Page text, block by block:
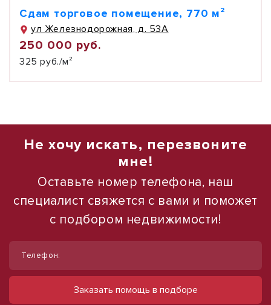
Сдам торговое помещение, 770 м²
ул Железнодорожная, д. 53А
250 000 руб.
325 руб./м²
Не хочу искать, перезвоните
мне!
Оставьте номер телефона, наш
специалист свяжется с вами и поможет
с подбором недвижимости!
Телефон:
Заказать помощь в подборе